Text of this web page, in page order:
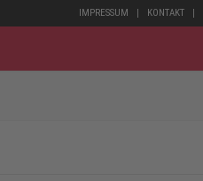
IMPRESSUM KONTAKT